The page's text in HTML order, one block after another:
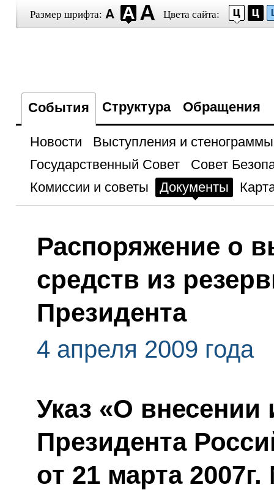
Размер шрифта: Цвета сайта:
События Структура Обращения
Новости
Выступления и стенограммы
Государственный Совет
Совет
Комиссии и советы
Документы
Распоряжение о
средств из
Президента
4 апреля 2009 года
Указ «О внесении
Президента
от 21 марта